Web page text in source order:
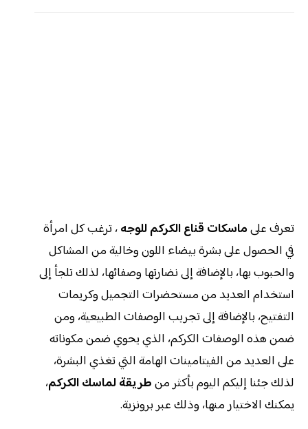
تعرف علىماسكات قناع الكركم للوجه، ترغب كل امرأة
في الحصول على بشرة بيضاء اللون وخالية من المشاكل
والحبوب بها، بالإضافة إلى نضارتها وصفائها، لذلك تلجأ إلى
استخدام العديد من مستحضرات التجميل وكريمات
التفتيح، بالإضافة إلى تجريب الوصفات الطبيعية، ومن
ضمن هذه الوصفات الكركم، الذي يحوي ضمن مكوناته
على العديد من الفيتامينات الهامة التي تغذي البشرة،
لذلك جئنا إليكم اليوم بأكثر منطريقة لماسك الكركم،
يمكنك الاختيار منها، وذلك عبر برونزية.